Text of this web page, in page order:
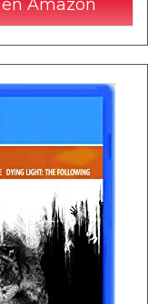
Amazon